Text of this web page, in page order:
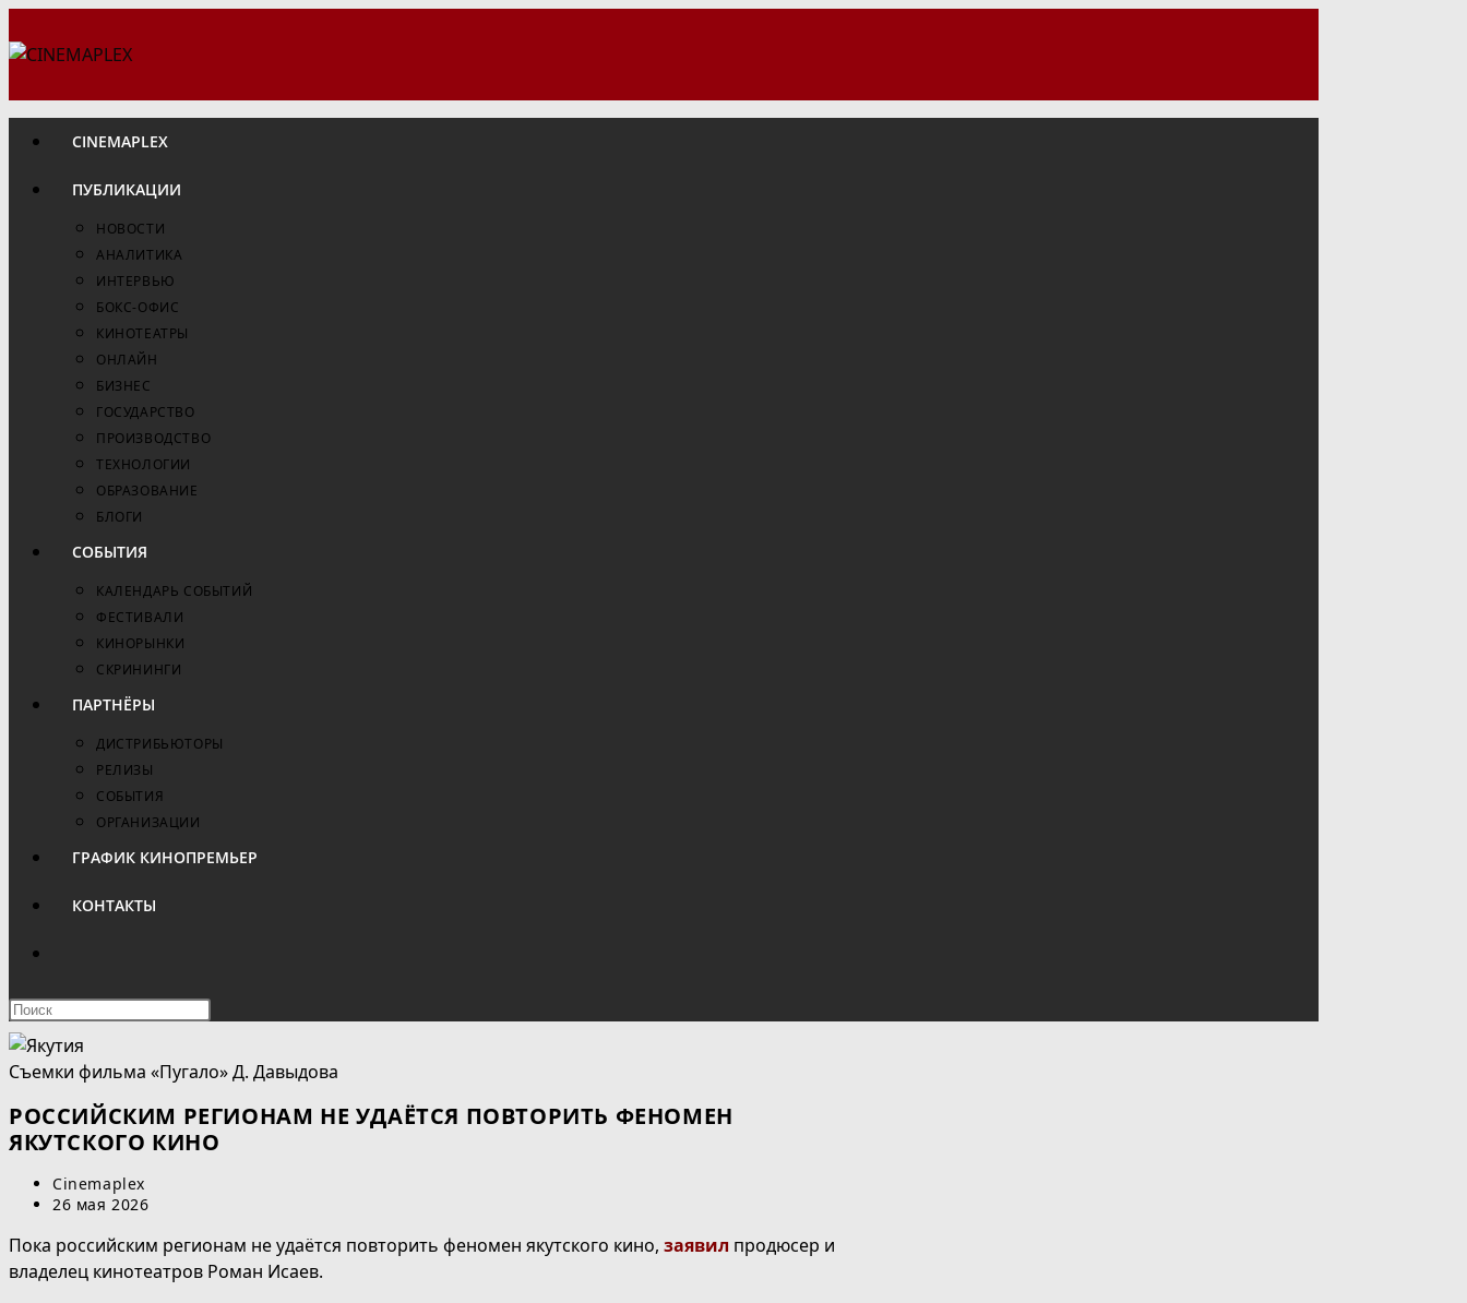
к
CINEMAPLEX
ПУБЛИКАЦИИ
НОВОСТИ
АНАЛИТИКА
ИНТЕРВЬЮ
БОКС-ОФИС
КИНОТЕАТРЫ
ОНЛАЙН
БИЗНЕС
ГОСУДАРСТВО
ПРОИЗВОДСТВО
ТЕХНОЛОГИИ
ОБРАЗОВАНИЕ
БЛОГИ
СОБЫТИЯ
КАЛЕНДАРЬ СОБЫТИЙ
ФЕСТИВАЛИ
КИНОРЫНКИ
СКРИНИНГИ
ПАРТНЁРЫ
ДИСТРИБЬЮТОРЫ
РЕЛИЗЫ
СОБЫТИЯ
ОРГАНИЗАЦИИ
ГРАФИК КИНОПРЕМЬЕР
КОНТАКТЫ
ПОИСК
ПО
САЙТУ
Нажмите
Escape,
чтобы
закрыть
панель
Съемки фильма «Пугало» Д. Давыдова
РОССИЙСКИМ РЕГИОНАМ НЕ УДАЁТСЯ ПОВТОРИТЬ ФЕНОМЕН
ЯКУТСКОГО КИНО
Автор
записи:
Cinemaplex
Запись
26 мая 2026
Пока российским регионам не удаётся повторить феномен якутского кино, заявил продюсер и
владелец кинотеатров Роман Исаев.